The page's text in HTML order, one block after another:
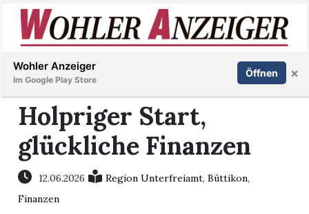
Immobilien
Veranstaltungen
Inserieren Abonnieren Anmelden
Holpriger Start,
glückliche Finanzen
12.06.2026 Region Unterfreiamt,Büttikon,
Finanzen
Wohler Anzeiger
Im Google Play Store
Öffnen ×